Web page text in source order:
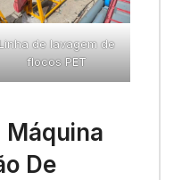
de lavagem de
flocos PET
Máquina
De